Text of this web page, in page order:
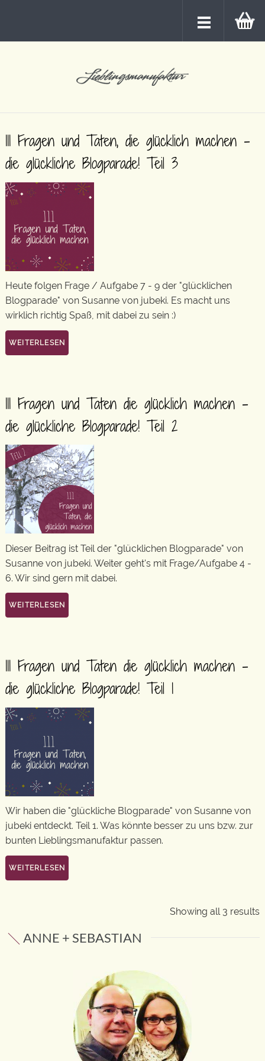
111 Fragen und Taten, die glücklich machen –
die glückliche Blogparade! Teil 3
Heute folgen Frage / Aufgabe 7 - 9 der "glücklichen
Blogparade" von Susanne von jubeki. Es macht uns
wirklich richtig Spaß, mit dabei zu sein :)
WEITERLESEN
111 Fragen und Taten die glücklich machen –
die glückliche Blogparade! Teil 2
Dieser Beitrag ist Teil der "glücklichen Blogparade" von
Susanne von jubeki. Weiter geht's mit Frage/Aufgabe 4 -
6. Wir sind gern mit dabei.
WEITERLESEN
111 Fragen und Taten die glücklich machen –
die glückliche Blogparade! Teil 1
Wir haben die "glückliche Blogparade" von Susanne von
jubeki entdeckt. Teil 1. Was könnte besser zu uns bzw. zur
bunten Lieblingsmanufaktur passen.
WEITERLESEN
Showing all 3 results
ANNE + SEBASTIAN